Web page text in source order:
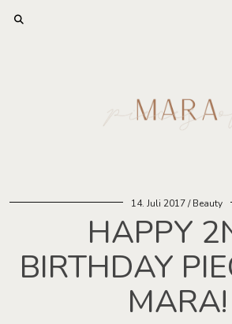
14. Juli 2017 Beauty
HAPPY
BIRTHDAY
MARA!